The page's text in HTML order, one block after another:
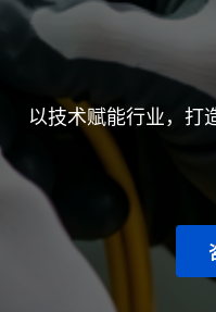
以技术赋能行业，打